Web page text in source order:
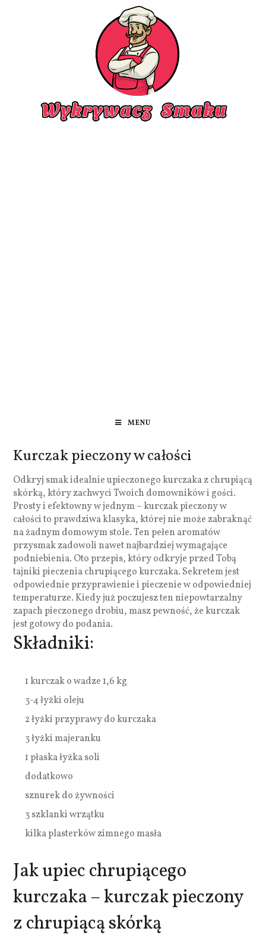
MENU
Kurczak pieczony w całości
Odkryj smak idealnie upieczonego kurczaka z chrupiącą
skórką, który zachwyci Twoich domowników i gości.
Prosty i efektowny w jednym – kurczak pieczony w
całości to prawdziwa klasyka, której nie może zabraknąć
na żadnym domowym stole. Ten pełen aromatów
przysmak zadowoli nawet najbardziej wymagające
podniebienia. Oto przepis, który odkryje przed Tobą
tajniki pieczenia chrupiącego kurczaka. Sekretem jest
odpowiednie przyprawienie i pieczenie w odpowiedniej
temperaturze. Kiedy już poczujesz ten niepowtarzalny
zapach pieczonego drobiu, masz pewność, że kurczak
jest gotowy do podania.
Składniki:
1 kurczak o wadze 1,6 kg
3-4 łyżki oleju
2 łyżki przyprawy do kurczaka
3 łyżki majeranku
1 płaska łyżka soli
dodatkowo
sznurek do żywności
3 szklanki wrzątku
kilka plasterków zimnego masła
Jak upiec chrupiącego
kurczaka – kurczak pieczony
z chrupiącą skórką